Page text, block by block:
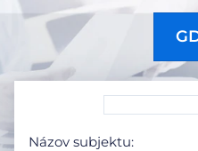
Názov subjektu: